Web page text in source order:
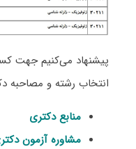
پیشنهاد می‌کنیم جهت
انتخاب رشته و مصاحبه
منابع دکتری
مشاوره آزمون